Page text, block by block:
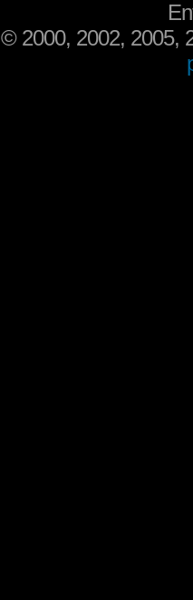
© 2000, 2002, 2005,